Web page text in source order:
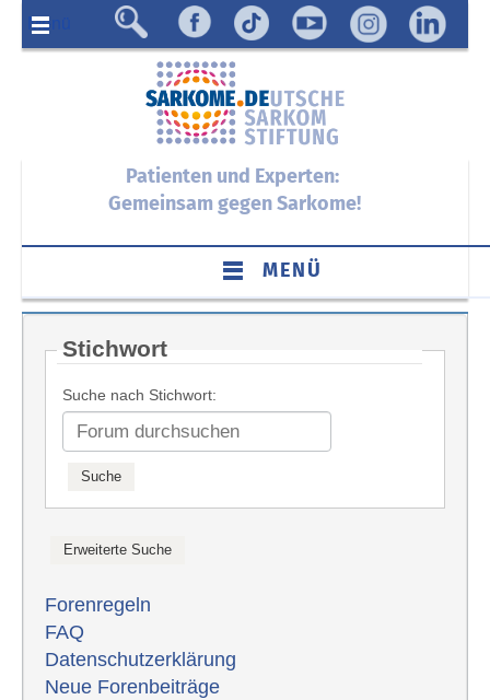
Menü
Patienten und Experten:
Gemeinsam gegen Sarkome!
MENÜ
Stichwort
Suche nach Stichwort:
Forenregeln
FAQ
Datenschutzerklärung
Neue Forenbeiträge